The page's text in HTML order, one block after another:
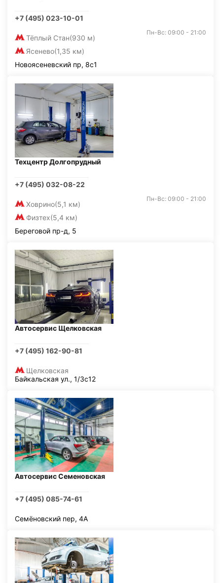
+7 (495) 023-10-01
Тёплый Стан(930 м)
Ясенево(1,35 км)
Пн-Вс: 09:00 - 21:00
Новоясеневский пр, 8с1
Техцентр Долгопрудный
+7 (495) 032-08-22
Ховрино(5,1 км)
Физтех(5,4 км)
Пн-Вс: 09:00 - 21:00
Береговой пр-д, 5
Автосервис Щелковская
+7 (495) 162-90-81
Щелковская
Байкальская ул., 1/3с12
Автосервис Семеновская
+7 (495) 085-74-61
Семёновский пер, 4А